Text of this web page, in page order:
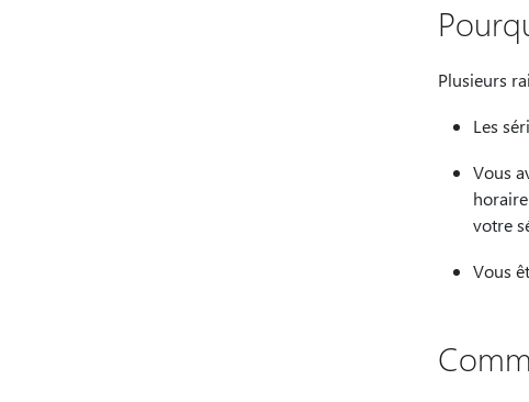
Plusieurs
Les
Vous
votre
Vous